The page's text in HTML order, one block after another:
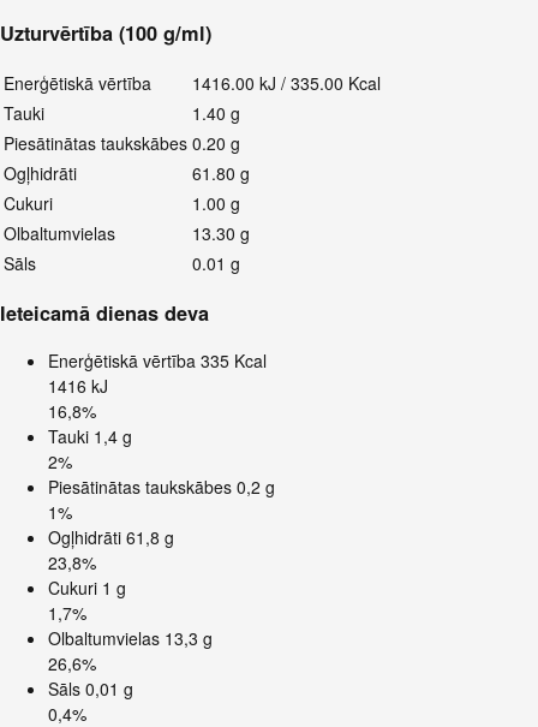
Uzturvērtība (100 g/ml)
Enerģētiskā vērtība
1416.00 kJ / 335.00 Kcal
Tauki
1.40 g
Piesātinātas taukskābes 0.20 g
Ogļhidrāti
61.80 g
Cukuri
1.00 g
Olbaltumvielas
13.30 g
Sāls
0.01 g
Ieteicamā dienas deva
Enerģētiskā vērtība 335 Kcal
1416 kJ
16,8%
Tauki 1,4 g
2%
Piesātinātas taukskābes 0,2 g
1%
Ogļhidrāti 61,8 g
23,8%
Cukuri 1 g
1,7%
Olbaltumvielas 13,3 g
26,6%
Sāls 0,01 g
0,4%